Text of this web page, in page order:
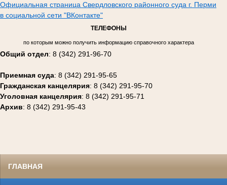
Официальная страница Свердловского районного суда г. Перми
в социальной сети "ВКонтакте"
ТЕЛЕФОНЫ
по которым можно получить информацию справочного характера
Общий отдел: 8 (342) 291-96-70
Приемная суда: 8 (342) 291-95-65
Гражданская канцелярия: 8 (342) 291-95-70
Уголовная канцелярия: 8 (342) 291-95-71
Архив: 8 (342) 291-95-43
ГЛАВНАЯ